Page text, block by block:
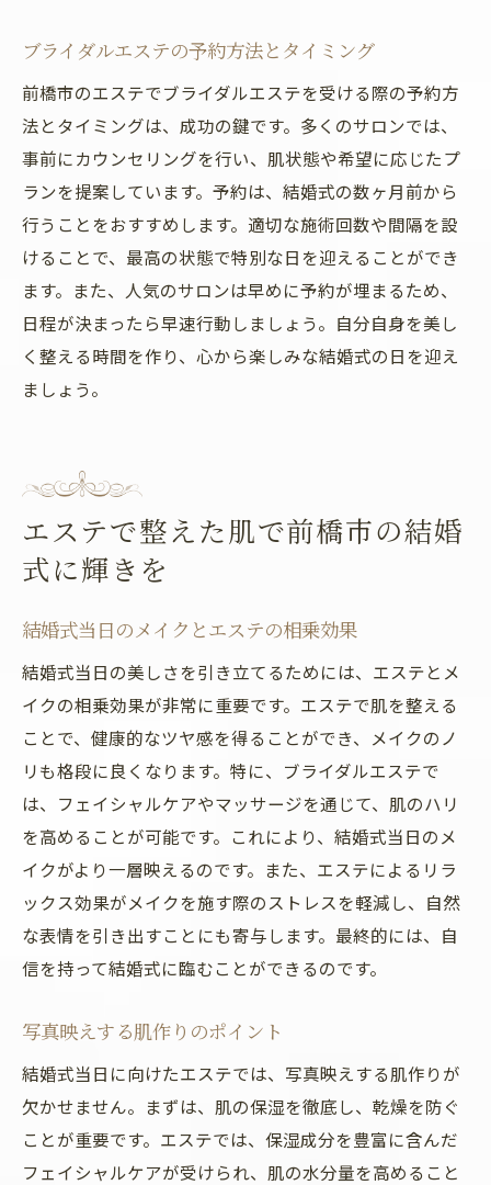
ブライダルエステの予約方法とタイミング
前橋市のエステでブライダルエステを受ける際の予約方
法とタイミングは、成功の鍵です。多くのサロンでは、
事前にカウンセリングを行い、肌状態や希望に応じたプ
ランを提案しています。予約は、結婚式の数ヶ月前から
行うことをおすすめします。適切な施術回数や間隔を設
けることで、最高の状態で特別な日を迎えることができ
ます。また、人気のサロンは早めに予約が埋まるため、
日程が決まったら早速行動しましょう。自分自身を美し
く整える時間を作り、心から楽しみな結婚式の日を迎え
ましょう。
エステで整えた肌で前橋市の結婚
式に輝きを
結婚式当日のメイクとエステの相乗効果
結婚式当日の美しさを引き立てるためには、エステとメ
イクの相乗効果が非常に重要です。エステで肌を整える
ことで、健康的なツヤ感を得ることができ、メイクのノ
リも格段に良くなります。特に、ブライダルエステで
は、フェイシャルケアやマッサージを通じて、肌のハリ
を高めることが可能です。これにより、結婚式当日のメ
イクがより一層映えるのです。また、エステによるリラ
ックス効果がメイクを施す際のストレスを軽減し、自然
な表情を引き出すことにも寄与します。最終的には、自
信を持って結婚式に臨むことができるのです。
写真映えする肌作りのポイント
結婚式当日に向けたエステでは、写真映えする肌作りが
欠かせません。まずは、肌の保湿を徹底し、乾燥を防ぐ
ことが重要です。エステでは、保湿成分を豊富に含んだ
フェイシャルケアが受けられ、肌の水分量を高めること